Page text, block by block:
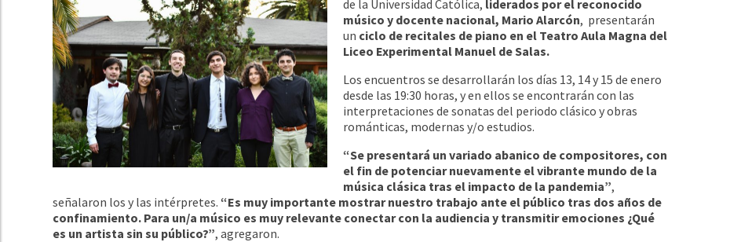
de la Universidad Católica, liderados por el reconocido
músico y docente nacional, Mario Alarcón, presentarán
un ciclo de recitales de piano en el Teatro Aula Magna del
Liceo Experimental Manuel de Salas.
Los encuentros se desarrollarán los días 13, 14 y 15 de enero
desde las 19:30 horas, y en ellos se encontrarán con las
interpretaciones de sonatas del periodo clásico y obras
románticas, modernas y/o estudios.
“Se presentará un variado abanico de compositores, con
el fin de potenciar nuevamente el vibrante mundo de la
música clásica tras el impacto de la pandemia”,
señalaron los y las intérpretes. “Es muy importante mostrar nuestro trabajo ante el público tras dos años de
confinamiento. Para un/a músico es muy relevante conectar con la audiencia y transmitir emociones ¿Qué
es un artista sin su público?”, agregaron.